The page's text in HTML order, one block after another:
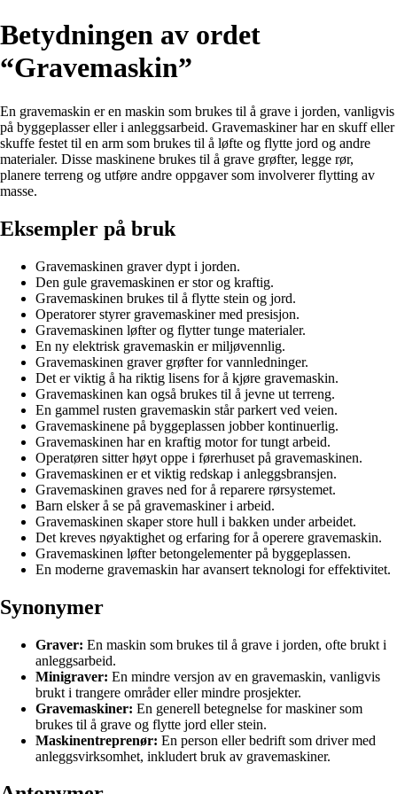
Betydningen av ordet
“Gravemaskin”
En gravemaskin er en maskin som brukes til å grave i jorden, vanligvis
på byggeplasser eller i anleggsarbeid. Gravemaskiner har en skuff eller
skuffe festet til en arm som brukes til å løfte og flytte jord og andre
materialer. Disse maskinene brukes til å grave grøfter, legge rør,
planere terreng og utføre andre oppgaver som involverer flytting av
masse.
Eksempler på bruk
Gravemaskinen graver dypt i jorden.
Den gule gravemaskinen er stor og kraftig.
Gravemaskinen brukes til å flytte stein og jord.
Operatorer styrer gravemaskiner med presisjon.
Gravemaskinen løfter og flytter tunge materialer.
En ny elektrisk gravemaskin er miljøvennlig.
Gravemaskinen graver grøfter for vannledninger.
Det er viktig å ha riktig lisens for å kjøre gravemaskin.
Gravemaskinen kan også brukes til å jevne ut terreng.
En gammel rusten gravemaskin står parkert ved veien.
Gravemaskinene på byggeplassen jobber kontinuerlig.
Gravemaskinen har en kraftig motor for tungt arbeid.
Operatøren sitter høyt oppe i førerhuset på gravemaskinen.
Gravemaskinen er et viktig redskap i anleggsbransjen.
Gravemaskinen graves ned for å reparere rørsystemet.
Barn elsker å se på gravemaskiner i arbeid.
Gravemaskinen skaper store hull i bakken under arbeidet.
Det kreves nøyaktighet og erfaring for å operere gravemaskin.
Gravemaskinen løfter betongelementer på byggeplassen.
En moderne gravemaskin har avansert teknologi for effektivitet.
Synonymer
Graver: En maskin som brukes til å grave i jorden, ofte brukt i
anleggsarbeid.
Minigraver: En mindre versjon av en gravemaskin, vanligvis
brukt i trangere områder eller mindre prosjekter.
Gravemaskiner: En generell betegnelse for maskiner som
brukes til å grave og flytte jord eller stein.
Maskinentreprenør: En person eller bedrift som driver med
anleggsvirksomhet, inkludert bruk av gravemaskiner.